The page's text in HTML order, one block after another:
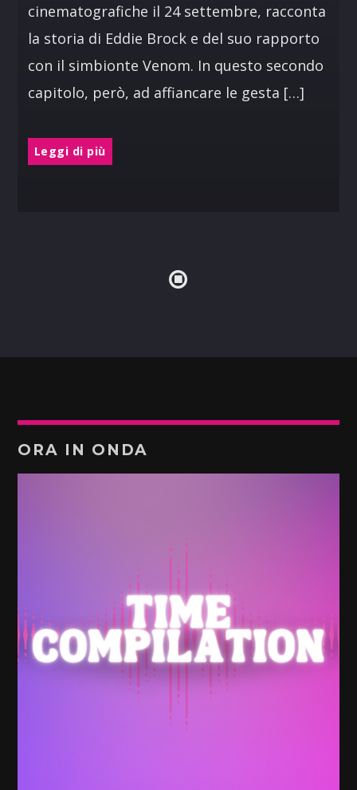
cinematografiche il 24 settembre, racconta
la storia di Eddie Brock e del suo rapporto
con il simbionte Venom. In questo secondo
capitolo, però, ad affiancare le gesta […]
Leggi di più
ORA IN ONDA